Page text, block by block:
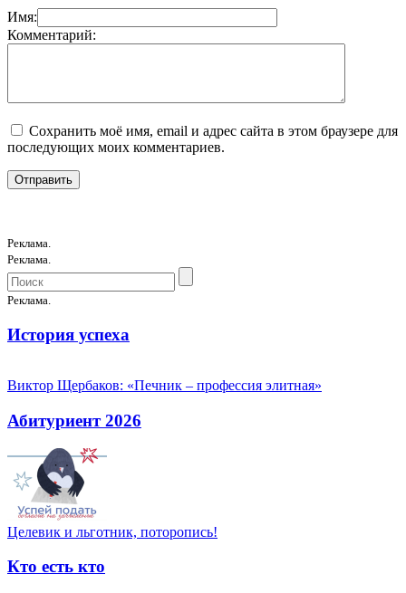
Имя:
Комментарий:
Сохранить моё имя, email и адрес сайта в этом браузере для
последующих моих комментариев.
Реклама.
Реклама.
Реклама.
История успеха
Виктор Щербаков: «Печник – профессия элитная»
Абитуриент 2026
Целевик и льготник, поторопись!
Кто есть кто